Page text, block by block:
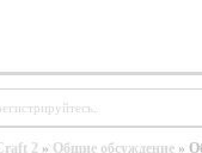
.
2 » Общие обсуждение »